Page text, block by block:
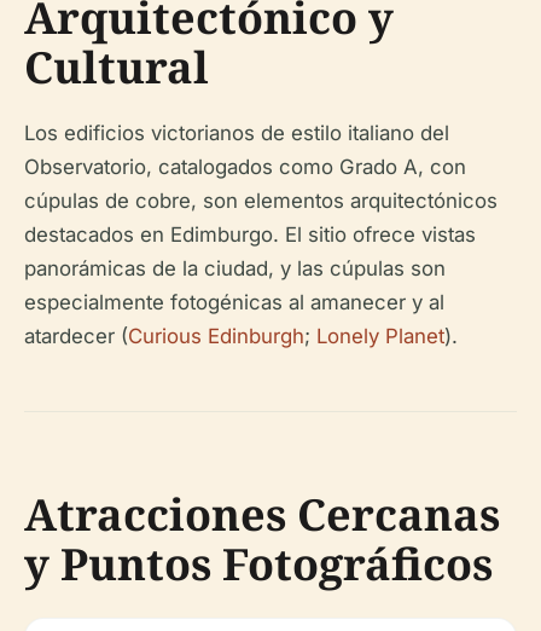
Arquitectónico y
Cultural
Los edificios victorianos de estilo italiano del
Observatorio, catalogados como Grado A, con
cúpulas de cobre, son elementos arquitectónicos
destacados en Edimburgo. El sitio ofrece vistas
panorámicas de la ciudad, y las cúpulas son
especialmente fotogénicas al amanecer y al
atardecer (Curious Edinburgh; Lonely Planet).
Atracciones Cercanas
y Puntos Fotográficos